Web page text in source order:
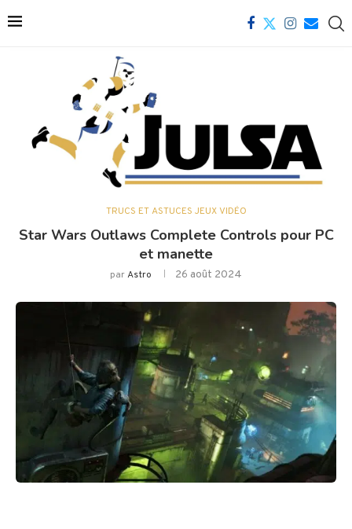
TRUCS ET ASTUCES JEUX VIDÉO
Star Wars Outlaws Complete Controls pour PC
et manette
parAstro 26 août 2024